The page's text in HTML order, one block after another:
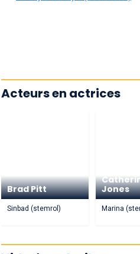
Acteurs en actrices
Brad Pitt
Sinbad (stemrol)
Jones
Marina